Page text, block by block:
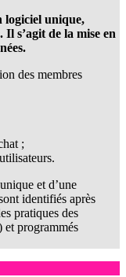
logiciel unique,
s’agit de la mise en
des membres
;
et d’une
identifiés après
pratiques des
et programmés